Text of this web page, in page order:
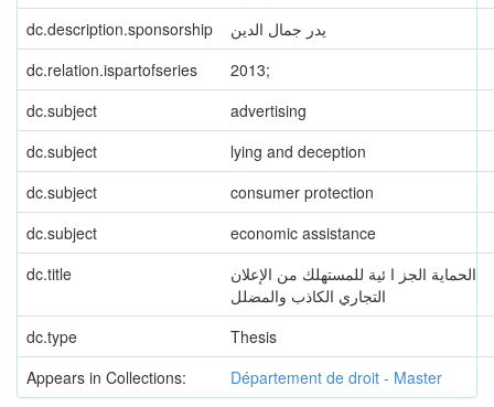
dc.description.sponsorship
يدر جمال الدين
dc.relation.ispartofseries
2013;
dc.subject
advertising
dc.subject
lying and deception
dc.subject
consumer protection
dc.subject
economic assistance
dc.title
الحماية الجز ا ئية للمستهلك من الإعلان
التجاري الكاذب والمضلل
dc.type
Thesis
Appears in Collections:
Département de droit - Master